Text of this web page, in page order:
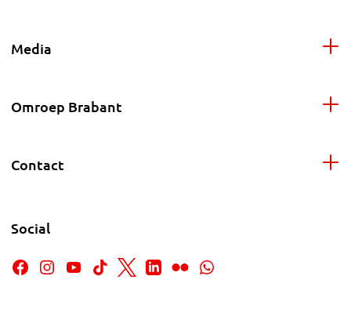
Media
Omroep Brabant
Contact
Social